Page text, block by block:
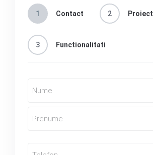
1 Contact 2 Proiect
3 Functionalitati